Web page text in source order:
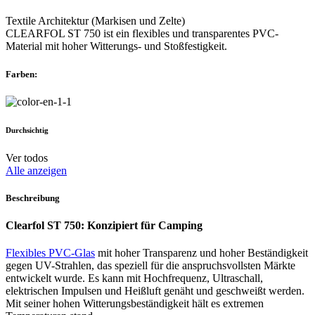
Textile Architektur (Markisen und Zelte)
CLEARFOL ST 750 ist ein flexibles und transparentes PVC-
Material mit hoher Witterungs- und Stoßfestigkeit.
Farben:
Durchsichtig
Ver todos
Alle anzeigen
Beschreibung
Clearfol ST 750: Konzipiert für Camping
Flexibles PVC-Glas mit hoher Transparenz und hoher Beständigkeit
gegen UV-Strahlen, das speziell für die anspruchsvollsten Märkte
entwickelt wurde. Es kann mit Hochfrequenz, Ultraschall,
elektrischen Impulsen und Heißluft genäht und geschweißt werden.
Mit seiner hohen Witterungsbeständigkeit hält es extremen